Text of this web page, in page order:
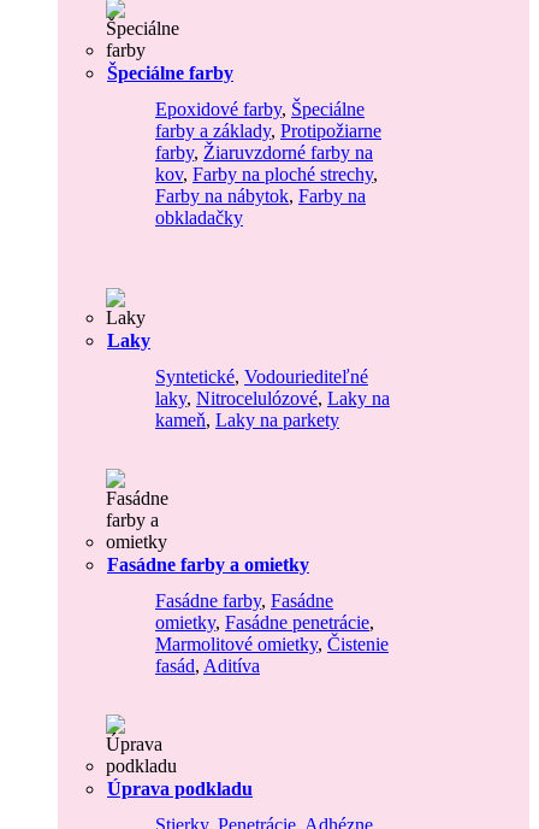
Špeciálne farby
Epoxidové farby, Špeciálne
farby a základy, Protipožiarne
farby, Žiaruvzdorné farby na
kov, Farby na ploché strechy,
Farby na nábytok, Farby na
obkladačky
Laky
Syntetické, Vodouriediteľné
laky, Nitrocelulózové, Laky na
kameň, Laky na parkety
Fasádne farby a omietky
Fasádne farby, Fasádne
omietky, Fasádne penetrácie,
Marmolitové omietky, Čistenie
fasád, Aditíva
Úprava podkladu
Stierky, Penetrácie, Adhézne